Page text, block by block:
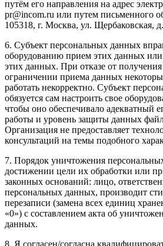
путём его направления на адрес
pr@incom.ru или путем письменного
105318, г. Москва, ул. Щербаковская,
6. Субъект персональных данных
оборудованию прием этих данных
этих данных. При отказе от
ограничении приема данных
работать некорректно. Субъект
обязуется сам настроить свое
чтобы оно обеспечивало адекватный
работы и уровень защиты данных
Организация не предоставляет
консультаций на темы подобного
7. Порядок уничтожения
достижении цели их обработки или
законных оснований: лицо,
персональных данных, производит
перезаписи (замена всех единиц
«0») с составлением акта об
данных.
8. Я согласен/согласна